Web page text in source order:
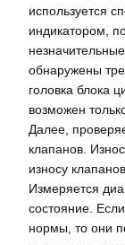
используется
индикатором,
обнаружены
головка блока
возможен
Далее,
клапанов.
износу
Измеряется
состояние.
нормы, то они